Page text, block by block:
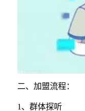
二、加盟流程：
1、群体探听